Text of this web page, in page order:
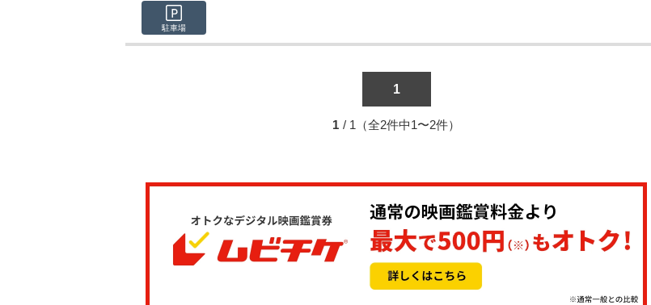
駐車場
1
1 / 1（全2件中1〜2件）